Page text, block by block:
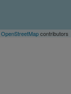
OpenStreetMapcontributors